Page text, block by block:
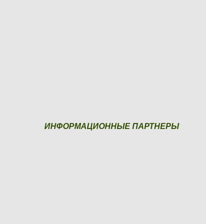
ИНФОРМАЦИОННЫЕ ПАРТНЕРЫ